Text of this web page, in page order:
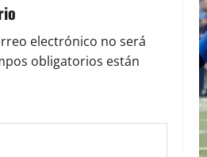
electrónico no será
obligatorios están